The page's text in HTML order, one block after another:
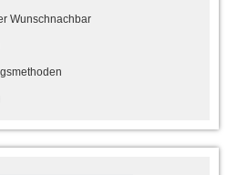
Wunschnachbar